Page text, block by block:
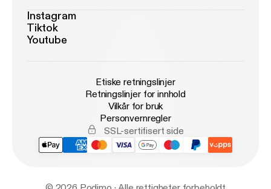
Instagram
Tiktok
Youtube
Etiske retningslinjer
Retningslinjer for innhold
Vilkår for bruk
Personvernregler
SSL-sertifisert side